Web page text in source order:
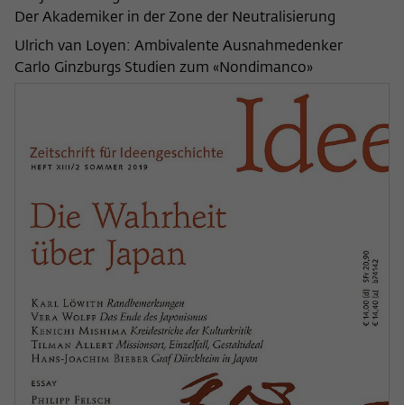
Der Akademiker in der Zone der Neutralisierung
Ulrich van Loyen: Ambivalente Ausnahmedenker
Carlo Ginzburgs Studien zum «Nondimanco»